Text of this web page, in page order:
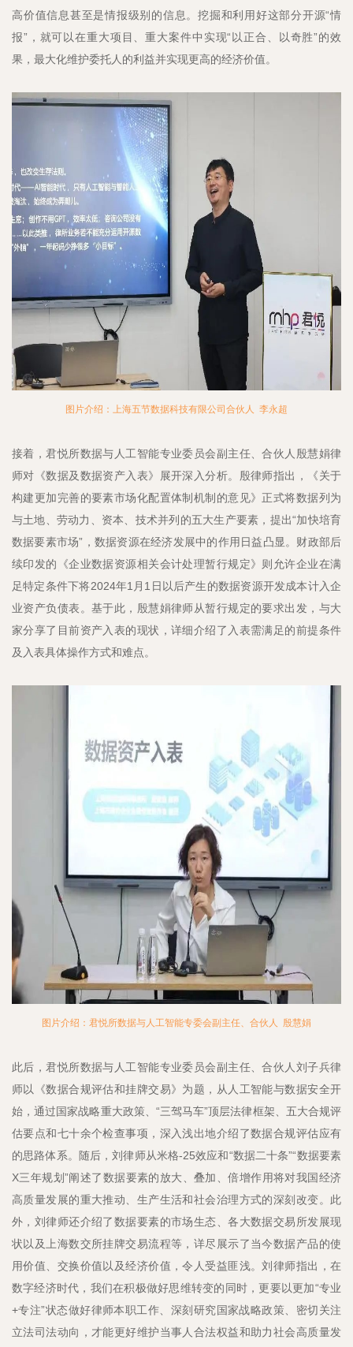
高价值信息甚至是情报级别的信息。挖掘和利用好这部分开源“情
报”，就可以在重大项目、重大案件中实现“以正合、以奇胜”的效
果，最大化维护委托人的利益并实现更高的经济价值。
图片介绍：上海五节数据科技有限公司合伙人 李永超
接着，君悦所数据与人工智能专业委员会副主任、合伙人殷慧娟律
师对《数据及数据资产入表》展开深入分析。殷律师指出，《关于
构建更加完善的要素市场化配置体制机制的意见》正式将数据列为
与土地、劳动力、资本、技术并列的五大生产要素，提出“加快培育
数据要素市场”，数据资源在经济发展中的作用日益凸显。财政部后
续印发的《企业数据资源相关会计处理暂行规定》则允许企业在满
足特定条件下将2024年1月1日以后产生的数据资源开发成本计入企
业资产负债表。基于此，殷慧娟律师从暂行规定的要求出发，与大
家分享了目前资产入表的现状，详细介绍了入表需满足的前提条件
及入表具体操作方式和难点。
图片介绍：君悦所数据与人工智能专委会副主任、合伙人 殷慧娟
此后，君悦所数据与人工智能专业委员会副主任、合伙人刘子兵律
师以《数据合规评估和挂牌交易》为题，从人工智能与数据安全开
始，通过国家战略重大政策、“三驾马车”顶层法律框架、五大合规评
估要点和七十余个检查事项，深入浅出地介绍了数据合规评估应有
的思路体系。随后，刘律师从米格-25效应和“数据二十条”“数据要素
X三年规划”阐述了数据要素的放大、叠加、倍增作用将对我国经济
高质量发展的重大推动、生产生活和社会治理方式的深刻改变。此
外，刘律师还介绍了数据要素的市场生态、各大数据交易所发展现
状以及上海数交所挂牌交易流程等，详尽展示了当今数据产品的使
用价值、交换价值以及经济价值，令人受益匪浅。刘律师指出，在
数字经济时代，我们在积极做好思维转变的同时，更要以更加“专业
+专注”状态做好律师本职工作、深刻研究国家战略政策、密切关注
立法司法动向，才能更好维护当事人合法权益和助力社会高质量发